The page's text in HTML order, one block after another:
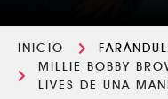
INICIO
MILLIE BOBBY
LIVES DE UNA